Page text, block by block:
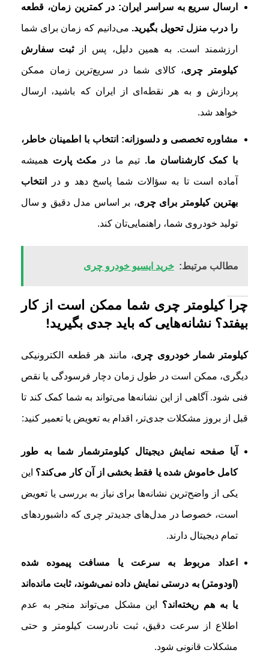
ارسال سریع به سراسر ایران: در کمترین زمان، قطعه
را درب منزل تحویل بگیرید. می‌دانیم که زمان برای شما
ارزشمند است. به همین دلیل، پس ازثبت سفارش
کیلومتر چری، کالای شما در سریع‌ترین زمان ممکن
پردازش و به هر نقطه‌ای از ایران که باشید، ارسال
خواهد شد.
مشاوره تخصصی و دلسوزانه: انتخاب با اطمینان خاطر،
با کمک کارشناسان ما. تیم ما در مکث پارت همیشه
آماده است تا به سؤالات شما پاسخ دهد و در انتخاب
بهترین کیلومتر برای چری، بر اساس مدل دقیق و سال
تولید خودروی شما، راهنمایی‌تان کند.
مطالب مرتبط: خرید ایسیو خودرو چری
چرا کیلومتر چری شما ممکن است از کار
بیفتد؟ نشانه‌هایی که باید جدی بگیرید!
کیلومتر شمار خودروی چری، مانند هر قطعه الکترونیکی
دیگری، ممکن است در طول زمان دچار فرسودگی یا نقص
فنی شود. آگاهی از این نشانه‌ها می‌تواند به شما کمک کند تا
قبل از بروز مشکلات جدی‌تر، اقدام به تعویض یا تعمیر کنید:
آیا صفحه نمایش دیجیتال کیلومترشمار شما به طور
کامل خاموش شده یا فقط بخشی از آن کار می‌کند؟ این
یکی از واضح‌ترین نشانه‌ها برای نیاز به بررسی یا تعویض
است، خصوصا در مدل‌های جدیدتر چری که داشبوردهای
تمام دیجیتال دارند.
اعداد مربوط به سرعت یا مسافت پیموده شده
(اودومتر) به درستی نمایش داده نمی‌شوند، ثابت مانده‌اند
یا به هم ریخته‌اند؟ این مشکل می‌تواند منجر به عدم
اطلاع از سرعت دقیق، ثبت نادرست کیلومتر و حتی
مشکلات قانونی شود.